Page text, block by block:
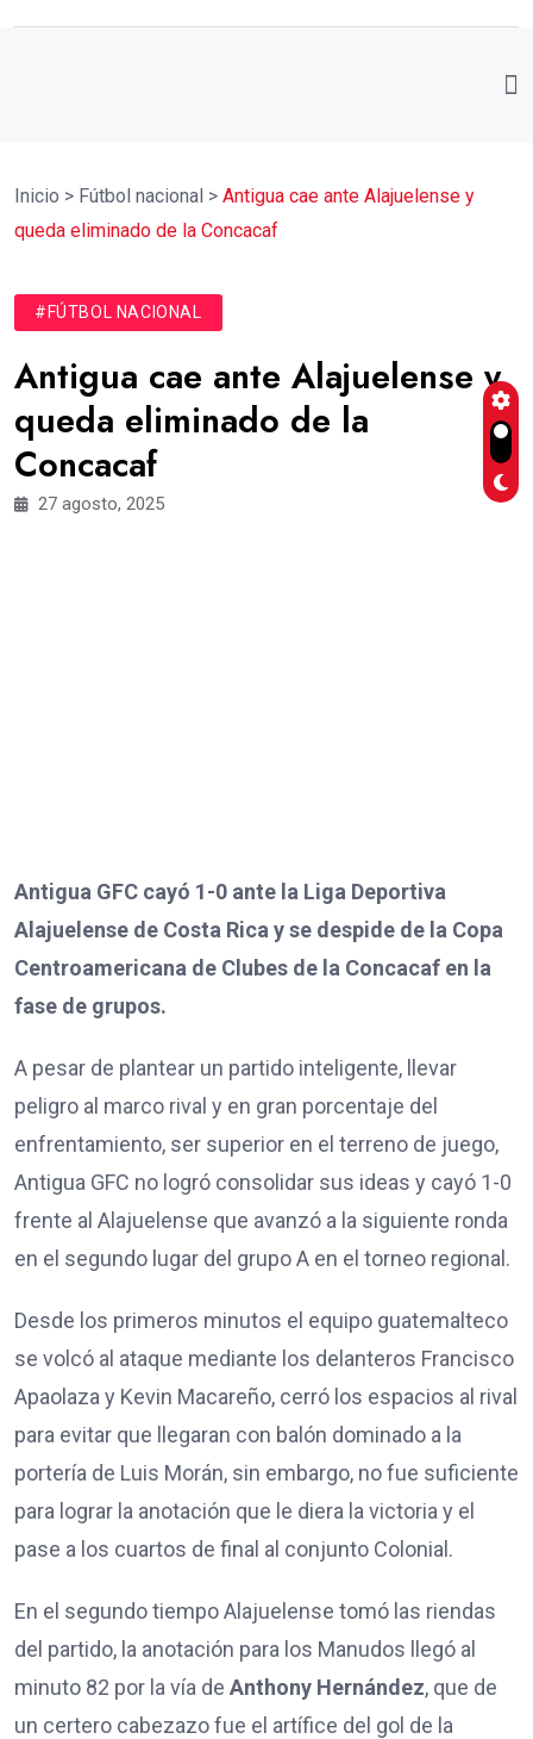
Inicio > Fútbol nacional > Antigua cae ante Alajuelense y
queda eliminado de la Concacaf
#FÚTBOL NACIONAL
Antigua cae ante Alajuelense y
queda eliminado de la
Concacaf
27 agosto, 2025
Antigua GFC cayó 1-0 ante la Liga Deportiva
Alajuelense de Costa Rica y se despide de la Copa
Centroamericana de Clubes de la Concacaf en la
fase de grupos.
A pesar de plantear un partido inteligente, llevar
peligro al marco rival y en gran porcentaje del
enfrentamiento, ser superior en el terreno de juego,
Antigua GFC no logró consolidar sus ideas y cayó 1-0
frente al Alajuelense que avanzó a la siguiente ronda
en el segundo lugar del grupo A en el torneo regional.
Desde los primeros minutos el equipo guatemalteco
se volcó al ataque mediante los delanteros Francisco
Apaolaza y Kevin Macareño, cerró los espacios al rival
para evitar que llegaran con balón dominado a la
portería de Luis Morán, sin embargo, no fue suficiente
para lograr la anotación que le diera la victoria y el
pase a los cuartos de final al conjunto Colonial.
En el segundo tiempo Alajuelense tomó las riendas
del partido, la anotación para los Manudos llegó al
minuto 82 por la vía de Anthony Hernández, que de
un certero cabezazo fue el artífice del gol de la